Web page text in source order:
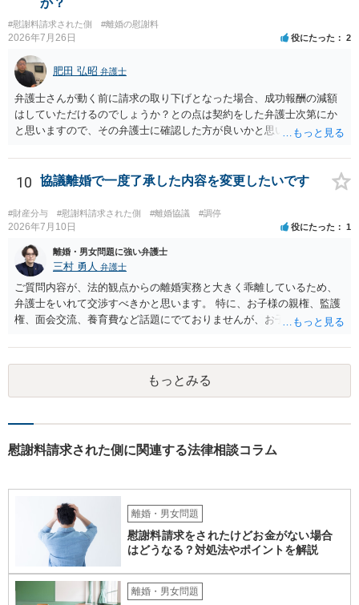
ないかとも思えます。そうであれば、「訴えられる」ことを怖がる必
要はなく、むしろ「出るところへ出ましょう」という態度の方が妥当
です。 ただ、冒頭で述べたとおりこちらが強気に出て相手方に十分な
証拠がない場合には提訴されず消化不良状態で終わってしまう危険も
ありますので、名誉回復を重視するなら、逆に相手方を被告として債
務不存在確認請求訴訟を提起することも考えられます（事案によって
は、十分な根拠もなく不法行為と決めつけたことに対する慰謝料請求
も併せて行う）。 しかしながら、訴訟への対応は（仮に弁護士へ対応
を任せるとしても）気力が必要であり、精神疾患を抱えながら対応す
るのはしんどい面があります。 名誉回復を重視してとことん毅然と対
応するのがよいのか、それとも相手方の主張の一部をある程度受け入
れて（紛らわしい言動があったとして）示談や和解で収めるか、とい
すので、地元の複数の弁護士に聞いてみた方がよいと思います。
#慰謝料請求された側 #離婚の慰謝料
2026年7月26日 役にたった 2
肥田 弘昭 弁護士
弁護士さんが動く前に請求の取り下げとなった場合、成功報酬の減額
はしていただけるのでしょうか？との点は契約をした弁護士次第にか
と思いますので、その弁護士に確認した方が良いかと思います。ご参
10 協議離婚で一度了承した内容を変更したいです
#財産分与 #慰謝料請求された側 #離婚協議 #調停
2026年7月10日 役にたった 1
離婚・男女問題に強い弁護士
三村 勇人 弁護士
ご質問内容が、法的観点からの離婚実務と大きく乖離しているため、
弁護士をいれて交渉すべきかと思います。 特に、お子様の親権、監護
権、面会交流、養育費など話題にでておりませんが、お子様の権利を
れを決めなかったために生じる質問がこの法律相談でも多くあげられ
ます。 一生に一度あるかないかの離婚という法律問題ですので、お近
くの弁護士事務所にご相談されることをお勧めします。
もっとみる
慰謝料請求された側に関連する法律相談コラム
離婚・男女問題
慰謝料請求をされたけどお金がない場合
はどうなる？対処法やポイントを解説
離婚・男女問題